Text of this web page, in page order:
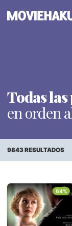
Todas
en orden
9843 RESULTADOS
Películas
Géneros
64%